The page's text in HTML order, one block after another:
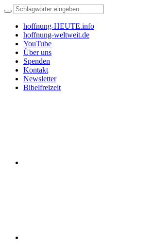
hoffnung-HEUTE.info
hoffnung-weltweit.de
YouTube
Über uns
Spenden
Kontakt
Newsletter
Bibelfreizeit